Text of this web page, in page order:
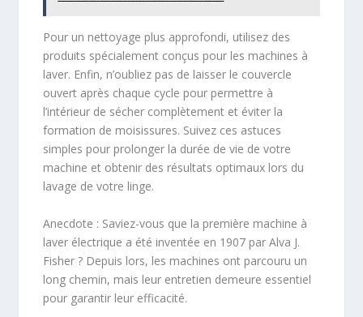
Pour un nettoyage plus approfondi, utilisez des
produits spécialement conçus pour les machines à
laver. Enfin, n’oubliez pas de laisser le couvercle
ouvert après chaque cycle pour permettre à
l’intérieur de sécher complètement et éviter la
formation de moisissures. Suivez ces astuces
simples pour prolonger la durée de vie de votre
machine et obtenir des résultats optimaux lors du
lavage de votre linge.
Anecdote : Saviez-vous que la première machine à
laver électrique a été inventée en 1907 par Alva J.
Fisher ? Depuis lors, les machines ont parcouru un
long chemin, mais leur entretien demeure essentiel
pour garantir leur efficacité.